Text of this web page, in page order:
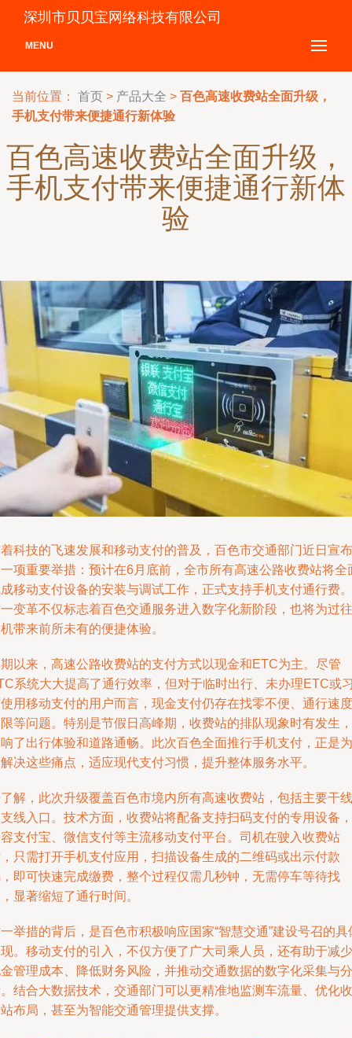
深圳市贝贝宝网络科技有限公司
MENU
当前位置： 首页 > 产品大全 > 百色高速收费站全面升级，
手机支付带来便捷通行新体验
百色高速收费站全面升级，
手机支付带来便捷通行新体
验
科技的飞速发展和移动支付的普及，百色市交通部门近日宣布
项重要举措：预计在6月底前，全市所有高速公路收费站将全
移动支付设备的安装与调试工作，正式支持手机支付通行费。
变革不仅标志着百色交通服务进入数字化新阶段，也将为过往
带来前所未有的便捷体验。
以来，高速公路收费站的支付方式以现金和ETC为主。尽管
系统大大提高了通行效率，但对于临时出行、未办理ETC或
用移动支付的用户而言，现金支付仍存在找零不便、通行速度
等问题。特别是节假日高峰期，收费站的排队现象时有发生，
了出行体验和道路通畅。此次百色全面推行手机支付，正是为
决这些痛点，适应现代支付习惯，提升整体服务水平。
解，此次升级覆盖百色市境内所有高速收费站，包括主要干线
线入口。技术方面，收费站将配备支持扫码支付的专用设备，
支付宝、微信支付等主流移动支付平台。司机在驶入收费站
只需打开手机支付应用，扫描设备生成的二维码或出示付款
即可快速完成缴费，整个过程仅需几秒钟，无需停车等待找
显著缩短了通行时间。
举措的背后，是百色市积极响应国家“智慧交通”建设号召的具
。移动支付的引入，不仅方便了广大司乘人员，还有助于减少
管理成本、降低财务风险，并推动交通数据的数字化采集与分
结合大数据技术，交通部门可以更精准地监测车流量、优化收
布局，甚至为智能交通管理提供支撑。